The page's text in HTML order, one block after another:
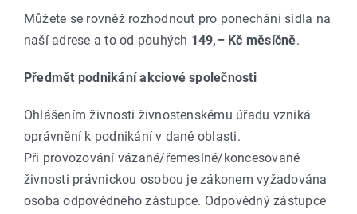
Můžete se rovněž rozhodnout pro ponechání sídla na
naší adrese a to od pouhých 149,– Kč měsíčně.
Předmět podnikání akciové společnosti
Ohlášením živnosti živnostenskému úřadu vzniká
oprávnění k podnikání v dané oblasti.
Při provozování vázané/řemeslné/koncesované
živnosti právnickou osobou je zákonem vyžadována
osoba odpovědného zástupce. Odpovědný zástupce